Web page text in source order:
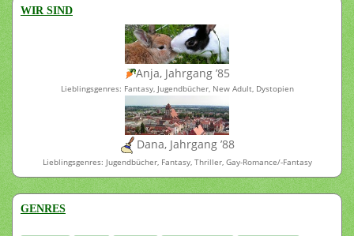
WIR SIND
Anja, Jahrgang ’85
Lieblingsgenres: Fantasy, Jugendbücher, New Adult, Dystopien
Dana, Jahrgang ’88
Lieblingsgenres: Jugendbücher, Fantasy, Thriller, Gay-Romance/-Fantasy
GENRES